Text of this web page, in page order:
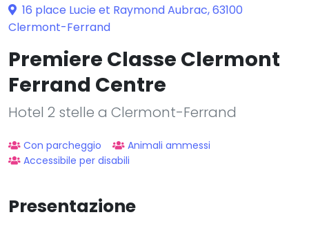
16 place Lucie et Raymond Aubrac, 63100
Clermont-Ferrand
Premiere Classe Clermont
Ferrand Centre
Hotel 2 stelle a Clermont-Ferrand
Con parcheggio
Animali ammessi
Accessibile per disabili
Presentazione